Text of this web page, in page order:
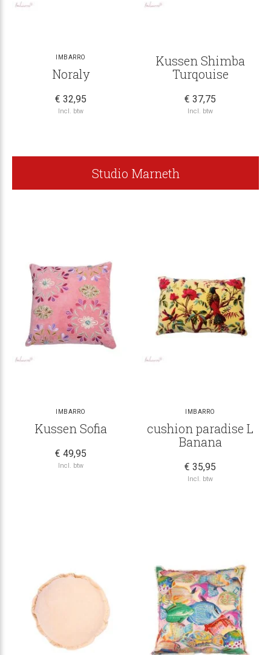
IMBARRO
Noraly
€ 32,95
Incl. btw
Kussen Shimba
Turqouise
€ 37,75
Incl. btw
Studio Marneth
IMBARRO
Kussen Sofia
€ 49,95
Incl. btw
IMBARRO
cushion paradise L
Banana
€ 35,95
Incl. btw